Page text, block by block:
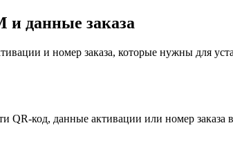
и данные заказа
и номер заказа, которые нужны для
код, данные активации или номер заказа